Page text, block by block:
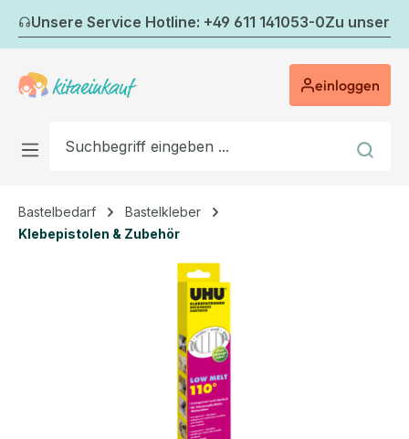
Zum Hauptinhalt springen
Unsere Service Hotline: +49 611 141053-0Zu
einloggen
Bastelbedarf
Bastelkleber
Klebepistolen & Zubehör
Bildergalerie überspringen